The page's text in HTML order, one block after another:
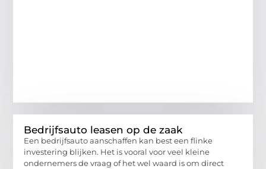
Bedrijfsauto leasen op de zaak
Een bedrijfsauto aanschaffen kan best een flinke
investering blijken. Het is vooral voor veel kleine
ondernemers de vraag of het wel waard is om direct